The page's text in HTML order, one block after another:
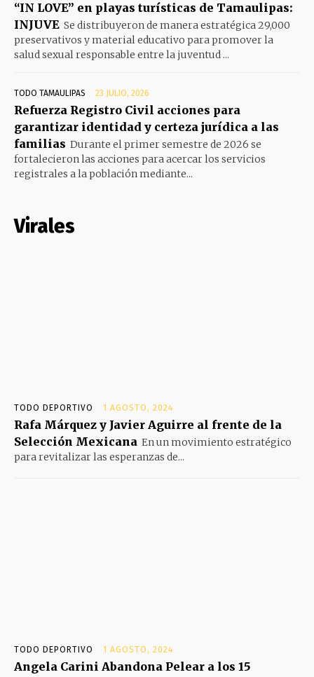
“IN LOVE” en playas turísticas de Tamaulipas:
INJUVE Se distribuyeron de manera estratégica 29,000
preservativos y material educativo para promover la
salud sexual responsable entre la juventud ...
TODO TAMAULIPAS 23 JULIO, 2026
Refuerza Registro Civil acciones para
garantizar identidad y certeza jurídica a las
familias Durante el primer semestre de 2026 se
fortalecieron las acciones para acercar los servicios
registrales a la población mediante...
Virales
TODO DEPORTIVO 1 AGOSTO, 2024
Rafa Márquez y Javier Aguirre al frente de la
Selección Mexicana En un movimiento estratégico
para revitalizar las esperanzas de...
TODO DEPORTIVO 1 AGOSTO, 2024
Angela Carini Abandona Pelear a los 15